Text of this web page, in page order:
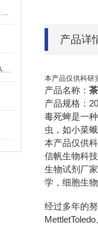
产品详
本产品仅供科研
产品名称：
产品规格：
毒死蜱是一
虫，如小菜
本产品仅供
信帆生物科
生物试剂厂
学，细胞生
经过多年的